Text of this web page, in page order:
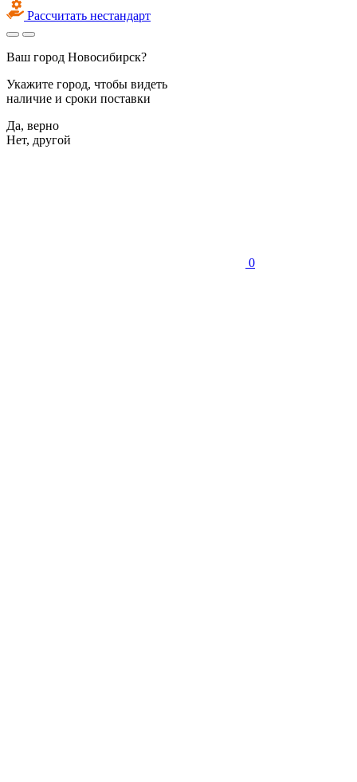
Рассчитать нестандарт
Ваш город Новосибирск?
Укажите город, чтобы видеть
наличие и сроки поставки
Да, верно
Нет, другой
0